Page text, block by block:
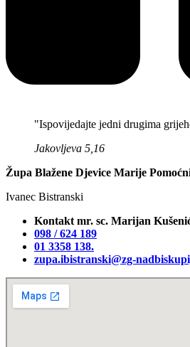
"Ispovijedajte jedni drugima
Jakovljeva 5,16
Župa Blažene Djevice Marije
Ivanec Bistranski
Kontakt mr. sc. Marijan
098 / 624 189
01 3358 138‬.
zupa.ibistranski@zg-